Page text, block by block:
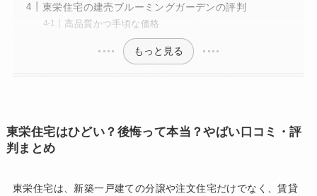
東栄住宅の建売ブルーミングガーデンの評判
高品質かつ手頃な価格
もっと見る
東栄住宅はひどい？後悔って本当？やばい口コミ・評
判まとめ
東栄住宅は、新築一戸建ての分譲や注文住宅だけでなく、賃貸